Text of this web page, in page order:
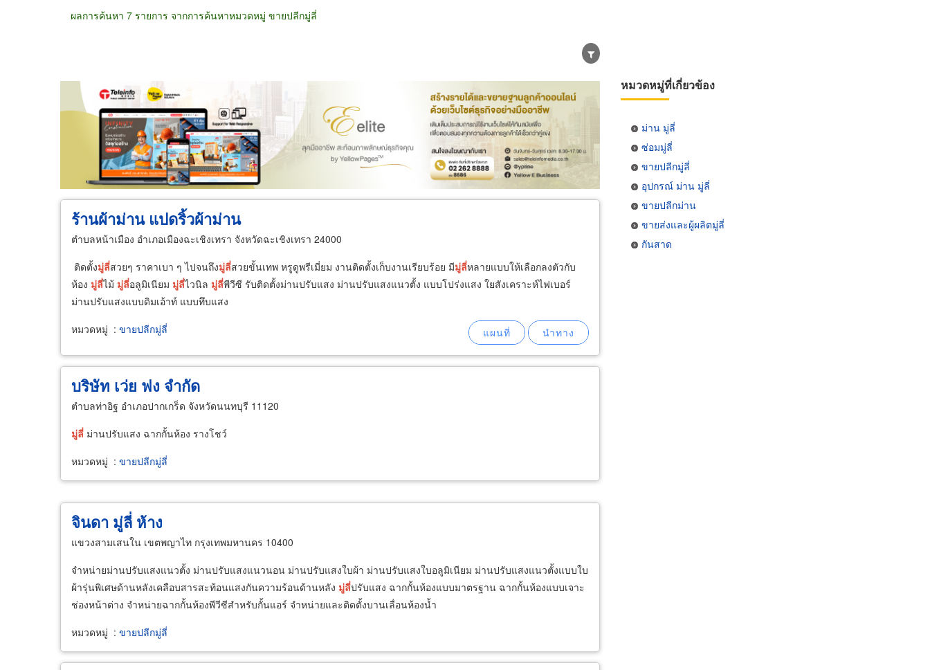
ผลการค้นหา 7 รายการ จากการค้นหาหมวดหมู่ ขายปลีกมู่ลี่
ขายส่ง ขายปลีก ผู้ผลิต ตัวแทนจัดจำหน่าย ผู้ส่งออก/นำเข้า ธุรกิจบริการ
ร้านผ้าม่าน แปดริ้วผ้าม่าน
ตำบลหน้าเมือง อำเภอเมืองฉะเชิงเทรา จังหวัดฉะเชิงเทรา 24000
ติดตั้งมู่ลี่สวยๆ ราคาเบา ๆ ไปจนถึงมู่ลี่สวยขั้นเทพ หรูดูพรีเมี่ยม งานติดตั้งเก็บงานเรียบร้อย มีมู่ลี่หลายแบบให้เลือกลงตัวกับ
ห้อง มู่ลี่ไม้ มู่ลี่อลูมิเนียม มู่ลี่ไวนิล มู่ลี่พีวีซี รับติดตั้งม่านปรับแสง ม่านปรับแสงแนวตั้ง แบบโปร่งแสง ใยสังเคราะห์ไฟเบอร์
ม่านปรับแสงแบบดิมเอ้าท์ แบบทึบแสง
หมวดหมู่ : ขายปลีกมู่ลี่
บริษัท เว่ย ฟง จำกัด
ตำบลท่าอิฐ อำเภอปากเกร็ด จังหวัดนนทบุรี 11120
มู่ลี่ ม่านปรับแสง ฉากกั้นห้อง รางโชว์
หมวดหมู่ : ขายปลีกมู่ลี่
จินดา มู่ลี่ ห้าง
แขวงสามเสนใน เขตพญาไท กรุงเทพมหานคร 10400
จำหน่ายม่านปรับแสงแนวตั้ง ม่านปรับแสงแนวนอน ม่านปรับแสงใบผ้า ม่านปรับแสงใบอลูมิเนียม ม่านปรับแสงแนวตั้งแบบใบ
ผ้ารุ่นพิเศษด้านหลังเคลือบสารสะท้อนแสงกันความร้อนด้านหลัง มู่ลี่ปรับแสง ฉากกั้นห้องแบบมาตรฐาน ฉากกั้นห้องแบบเจาะ
ช่องหน้าต่าง จำหน่ายฉากกั้นห้องพีวีซีสำหรับกั้นแอร์ จำหน่ายและติดตั้งบานเลื่อนห้องน้ำ
หมวดหมู่ : ขายปลีกมู่ลี่
หมวดหมู่ที่เกี่ยวข้อง
ม่าน มู่ลี่
ซ่อมมู่ลี่
ขายปลีกมู่ลี่
อุปกรณ์ ม่าน มู่ลี่
ขายปลีกม่าน
ขายส่งและผู้ผลิตมู่ลี่
กันสาด